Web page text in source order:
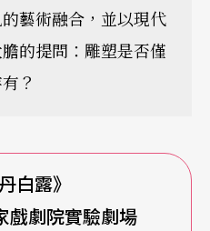
藝術融合，並以現代
的提問：雕塑是否僅
？
白露》
劇院實驗劇場